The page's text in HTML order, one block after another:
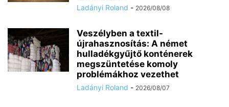
Ladányi Roland - 2026/08/08
Veszélyben a textil-
újrahasznosítás: A német
hulladékgyűjtő konténerek
megszüntetése komoly
problémákhoz vezethet
Ladányi Roland - 2026/08/07